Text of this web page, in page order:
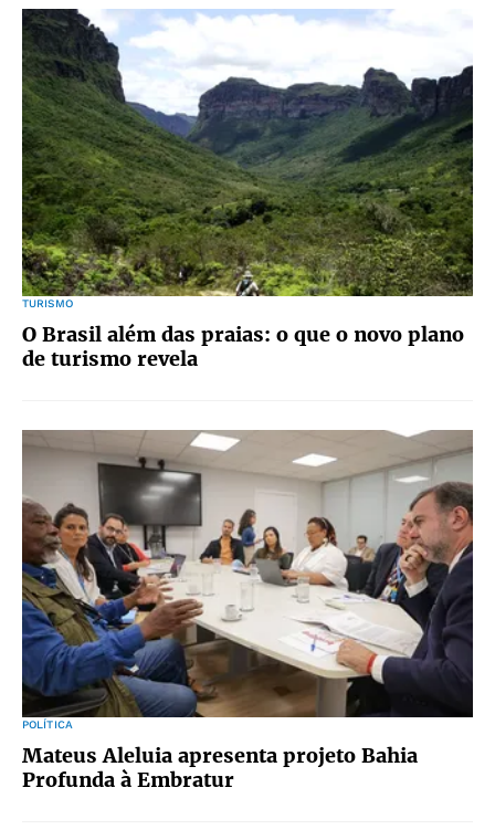
TURISMO
O Brasil além das praias: o que o novo plano
de turismo revela
POLÍTICA
Mateus Aleluia apresenta projeto Bahia
Profunda à Embratur